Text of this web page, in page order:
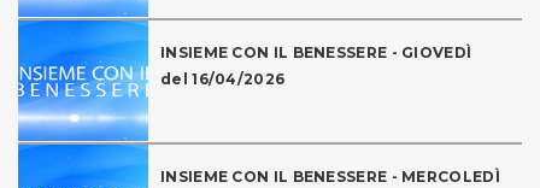
INSIEME CON IL BENESSERE - GIOVEDÌ
del 16/04/2026
INSIEME CON IL BENESSERE - MERCOLEDÌ